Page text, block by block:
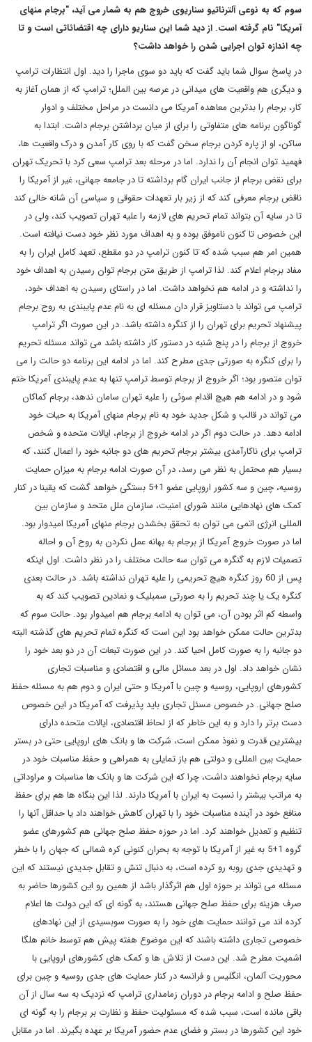
سوم که به نوعی آلترناتیو سناریوی خروج هم به شمار می آید، "برجام منهای
آمریکا" نام گرفته است. از دید شما این سناریو دارای چه اقتضائاتی است و تا
چه اندازه توان اجرایی شدن را خواهد داشت؟
در پاسخ سوال شما باید گفت که باید دو سوی ماجرا را دید. اول انتظارات ترامپ
و دیگری هم واقعیت های میدانی در عرصه بین الملل؛ ترامپ که از همان آغاز به
کار، برجام را بدترین معاهده آمریکا می دانست در مراحل مختلف و ادوار
گوناگون برنامه های متفاوتی را برای از میان برداشتن برجام داشت. ابتدا به
ساکن، او از پاره کردن برجام سخن گفت که با روی کار آمدن و درک واقعیت ها،
فهمید توان انجام آن را ندارد. اما در مرحله بعد ترامپ سعی کرد با تحریک تهران
برای نقض برجام از جانب ایران گام برداشته تا در جامعه جهانی، غیر از آمریکا را
ناقض برجام معرفی کند که از زیر بار تعهدات حقوقی و سیاسی آن شانه خالی کند
تا در سایه آن بتواند تمام تحریم های لازمه را علیه تهران تصویب کند، ولی در
این خصوص تا کنون ناموفق بوده و به اهداف مورد نظر خود دست نیافته است.
همین امر هم سبب شده که تا کنون ترامپ در دو مقطع، تعهد کامل ایران را به
مفاد برجام اعلام کند. لذا ترامپ از طریق متن برجام توان رسیدن به اهداف خود
را نداشته و در ادامه هم نخواهد داشت. اما در راستای رسیدن به اهداف خود،
ترامپ می تواند با دستاویز قرار دان مسئله ای به نام عدم پایبندی به روح برجام
پیشنهاد تحریم برای تهران را از کنگره داشته باشد. در این صورت اگر ترامپ
خروج از برجام را در پنج شنبه در دستور کار داشته باشد می تواند مسئله تحریم
را برای کنگره به صورتی جدی مطرح کند. اما در ادامه این برنامه دو حالت را می
توان متصور بود؛ اگر خروج از برجام توسط ترامپ تنها به عدم پایبندی آمریکا ختم
شود و در ادامه هم هیچ اقدام سوئی را علیه تهران سامان ندهد، برجام کماکان
می تواند در قالب و شکل جدید خود به نام برجام منهای آمریکا به حیات خود
ادامه دهد. در حالت دوم اگر در ادامه خروج از برجام، ایالات متحده و شخص
ترامپ برای ناکارآمدی بیشتر برجام تحریم های دو جانبه خود را اعمال کنند، که
بسیار هم محتمل به نظر می رسد، در آن صورت ادامه برجام به میزان حمایت
روسیه، چین و سه کشور اروپایی عضو 1+5 بستگی خواهد گشت که یقینا در کنار
کمک های نهادهایی مانند شورای امنیت، سازمان ملل متحد و سازمان بین
المللی انرژی اتمی می توان به تحقق بخشدن برجام منهای آمریکا امیدوار بود.
اما در صورت خروج آمریکا از برجام به بهانه عمل نکردن به روح آن و احاله
تصمیات لازم به گنگره می توان سه حالت مختلف را در نظر داشت. اول اینکه
پس از 60 روز کنگره هیچ تحریمی را علیه تهران نداشته باشد. در حالت بعدی
کنگره یک یا چند تحریم را به صورتی سمبلیک و نمادین تصویب کند که به
واسطه کم اثر بودن آن، می توان به ادامه برجام هم امیدوار بود. حالت سوم که
بدترین حالت ممکن خواهد بود این است که کنگره تمام تحریم های گذشته البته
دو جانبه را به صورت کامل احیا کند. در این صورت تبعات آن در دو بعد خود را
نشان خواهد داد. اول در بعد مسائل مالی و اقتصادی و مناسبات تجاری
کشورهای اروپایی، روسیه و چین با آمریکا و حتی ایران و دوم هم به مسئله حفظ
صلح جهانی. در خصوص مسئل تجاری باید پذیرفت که آمریکا در این خصوص
دست برتر را دارد و به این خاطر که از لحاظ اقتصادی، ایالات متحده دارای
بیشترین قدرت و نفوذ ممکن است، شرکت ها و بانک های اروپایی حتی در بستر
حمایت بین المللی و دولتی هم باز تمایلی به همراهی و حفظ مناسبات خود در
سایه برجام نخواهند داشت، چرا که این شرکت ها و بانک ها مناسبات و مراوداتی
به مراتب بیشتر را نسبت به ایران با آمریکا دارند. لذا این بنگاه ها هم برای حفظ
منافع خود در آینده مناسبات خود را با تهران کاهش خواهند داد یا حداقل آنها را
تنظیم و تعدیل خواهند کرد. اما در حوزه حفظ صلح جهانی هم کشورهای عضو
گروه 1+5 به غیر از آمریکا با توجه به بحران کنونی کره شمالی که جهان را با خطر
و تهدیدی جدی روبه رو کرده است، به دنبال تنش و تقابل جدیدی نیستند که این
مسئله می تواند بر حوزه اول هم اثرگذار باشد از همین رو این کشورها حاضر به
صرف هزینه برای حفظ صلح جهانی هستند، به گونه ای که این دولت ها اعلام
کرده اند می توانند حمایت های خود را به صورت سوبسیدی از این نهادهای
خصوصی تجاری داشته باشند که این موضوع هفته پیش هم توسط خانم هلگا
اشمیت مطرح شد. این دست از تلاش ها و کمک های کشورهای اروپایی با
محوریت آلمان، انگلیس و فرانسه در کنار حمایت های جدی روسیه و چین برای
حفظ صلح و ادامه برجام در دوران زمامداری ترامپ که نزدیک به سه سال از آن
باقی مانده است، سبب شده که مسئولیت حفظ و نظارت بر برجام را به گونه ای
خود این کشورها در بستر و فضای عدم حضور آمریکا بر عهده بگیرند. اما در مقابل